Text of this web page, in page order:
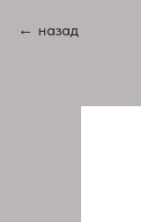
назад